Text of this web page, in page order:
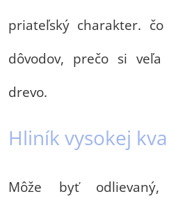
priateľský charakter.
dôvodov, prečo si
drevo.
Hliník vysokej
Môže byť odlievaný,